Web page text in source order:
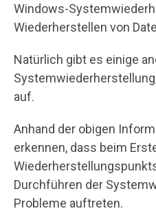
Windows-
Wiederherstellen von
Natürlich gibt es einige
auf.
Anhand der obigen
erkennen, dass beim
Durchführen der
Probleme auftreten.